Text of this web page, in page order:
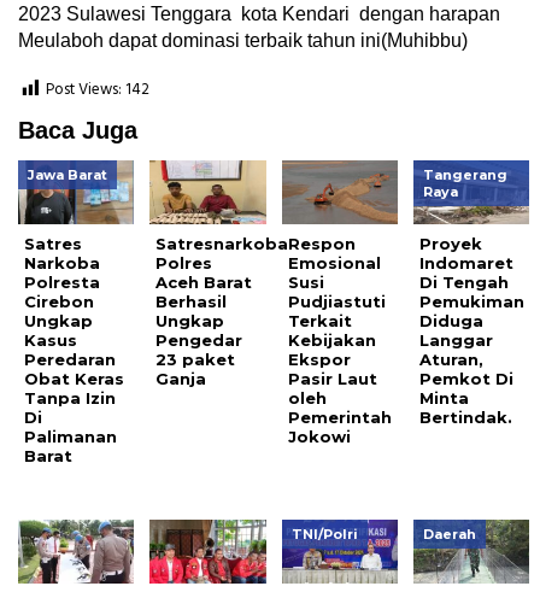
2023 Sulawesi Tenggara kota Kendari dengan harapan
Meulaboh dapat dominasi terbaik tahun ini(Muhibbu)
Post Views: 142
Baca Juga
Jawa Barat
Satres
Narkoba
Polresta
Cirebon
Ungkap
Kasus
Peredaran
Obat Keras
Tanpa Izin
Di
Palimanan
Barat
Satresnarkoba
Polres
Aceh Barat
Berhasil
Ungkap
Pengedar
23 paket
Ganja
Respon
Emosional
Susi
Pudjiastuti
Terkait
Kebijakan
Ekspor
Pasir Laut
oleh
Pemerintah
Jokowi
Tangerang
Raya
Proyek
Indomaret
Di Tengah
Pemukiman
Diduga
Langgar
Aturan,
Pemkot Di
Minta
Bertindak.
TNI/Polri Daerah